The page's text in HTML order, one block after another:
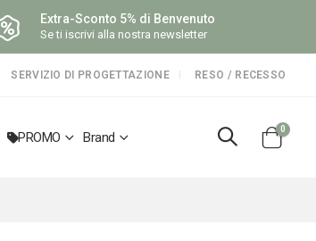
Extra-Sconto 5% di Benvenuto
Se ti iscrivi alla nostra newsletter
SERVIZIO DI PROGETTAZIONE RESO / RECESSO
PROMO Brand
Cart
0